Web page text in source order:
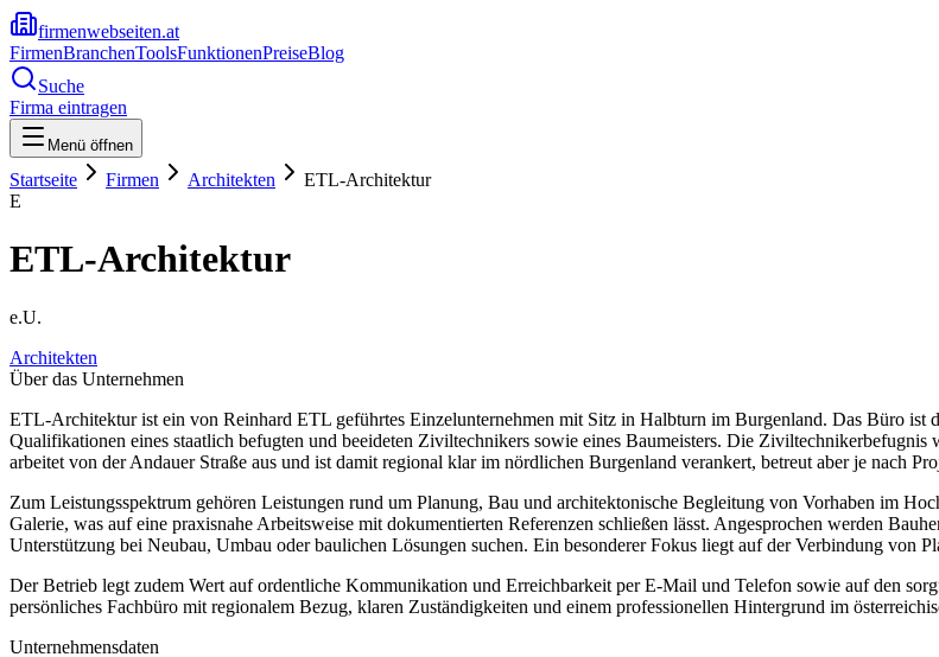
firmenwebseiten.at
FirmenBranchenToolsFunktionenPreiseBlog
Suche
Firma eintragen
Menü öffnen
Startseite Firmen Architekten
ETL-Architektur
E
ETL-Architektur
e.U.
Architekten
Über das Unternehmen
ETL-Architektur ist ein von Reinhard ETL geführtes Einzelunternehmen mit Sitz in Halbturn im Burgenland. Das Büro ist
Qualifikationen eines staatlich befugten und beeideten Ziviltechnikers sowie eines Baumeisters. Die
arbeitet von der Andauer Straße aus und ist damit regional klar im nördlichen Burgenland verankert, betreut aber je nach
Zum Leistungsspektrum gehören Leistungen rund um Planung, Bau und architektonische Begleitung von Vorhaben im
Galerie, was auf eine praxisnahe Arbeitsweise mit dokumentierten Referenzen schließen lässt. Angesprochen werden
Unterstützung bei Neubau, Umbau oder baulichen Lösungen suchen. Ein besonderer Fokus liegt auf der Verbindung von
Der Betrieb legt zudem Wert auf ordentliche Kommunikation und Erreichbarkeit per E-Mail und Telefon sowie auf den
persönliches Fachbüro mit regionalem Bezug, klaren Zuständigkeiten und einem professionellen Hintergrund im
Unternehmensdaten